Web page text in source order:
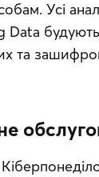
Усі
Data
та